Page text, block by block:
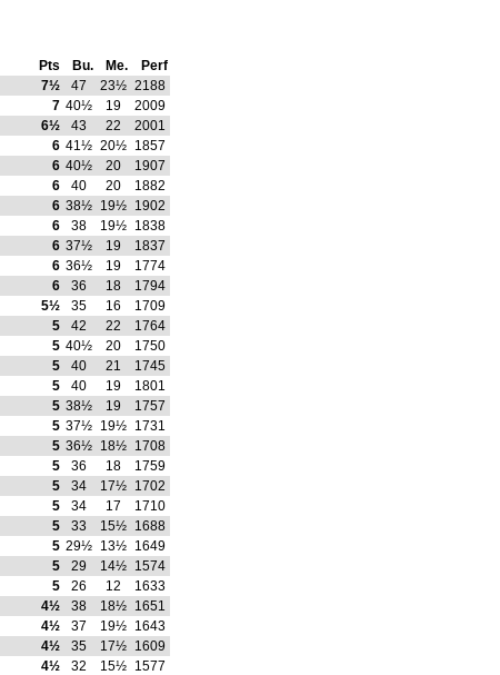
Pts Bu. Me.
Perf
7½ 47 23½ 2188
7 40½ 19
2009
6½ 43 22
2001
6 41½ 20½
1857
6 40½ 20
1907
6 40 20
1882
6 38½ 19½
1902
6 38 19½
1838
6 37½ 19
1837
6 36½ 19
1774
6 36 18
1794
5½ 35 16
1709
5 42 22
1764
5 40½ 20
1750
5 40 21
1745
5 40 19
1801
5 38½ 19
1757
5 37½ 19½
1731
5 36½ 18½
1708
5 36 18
1759
5 34 17½
1702
5 34 17
1710
5 33 15½
1688
5 29½ 13½
1649
5 29 14½
1574
5 26 12
1633
4½ 38 18½
1651
4½ 37 19½
1643
4½ 35 17½
1609
4½ 32 15½
1577